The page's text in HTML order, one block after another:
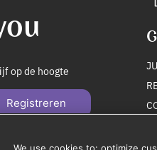
op de hoogte
Registreren
op elk moment